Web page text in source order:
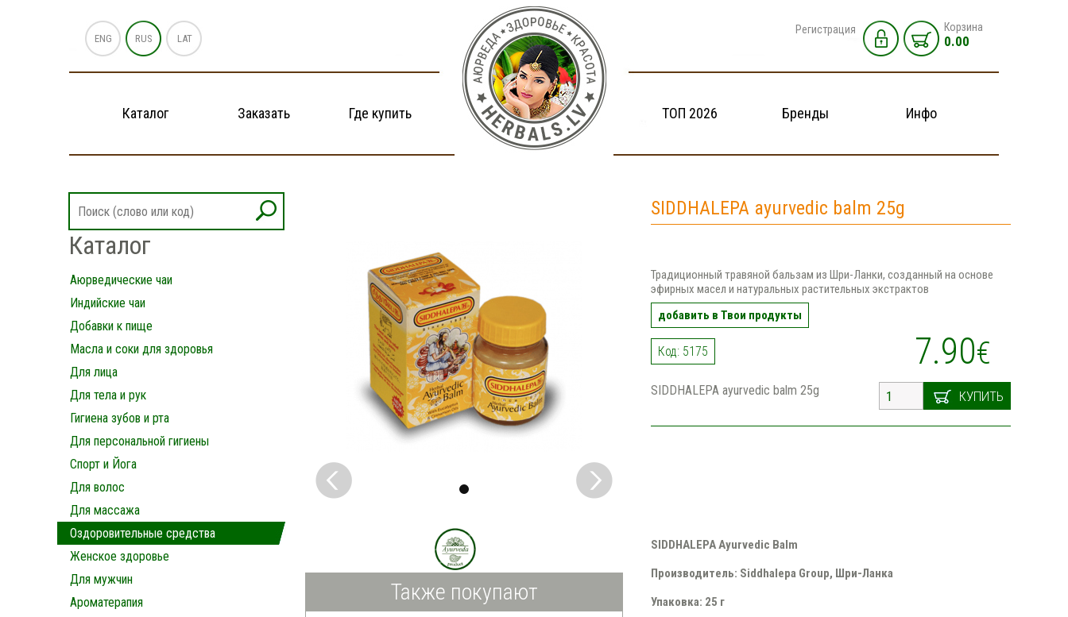
ENG RUS LAT
Регистрация Корзина
0.00
Каталог Заказать Где купить ТОП 2026 Бренды Инфо
Каталог
Аюрведические чаи
Индийские чаи
Добавки к пище
Масла и соки для здоровья
Для лица
Для тела и рук
Гигиена зубов и рта
Для персональной гигиены
Спорт и Йога
Для волос
Для массажа
Оздоровительные средства
Женское здоровье
Для мужчин
Ароматерапия
SIDDHALEPA ayurvedic balm 25g
Традиционный травяной бальзам из Шри-Ланки, созданный на основе
эфирных масел и натуральных растительных экстрактов
добавить в Твои продукты
Код: 5175 7.90€
КУПИТЬ
SIDDHALEPA ayurvedic balm 25g
SIDDHALEPA Ayurvedic Balm
Производитель: Siddhalepa Group, Шри-Ланка
Упаковка: 25 г
Также покупают